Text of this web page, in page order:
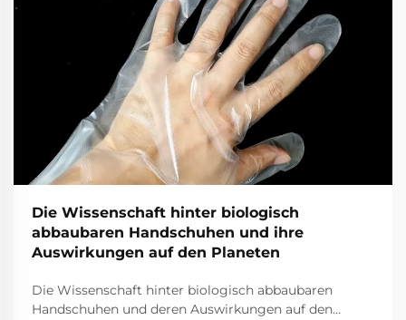
Die Wissenschaft hinter biologisch
abbaubaren Handschuhen und ihre
Auswirkungen auf den Planeten
Die Wissenschaft hinter biologisch abbaubaren
Handschuhen und deren Auswirkungen auf den